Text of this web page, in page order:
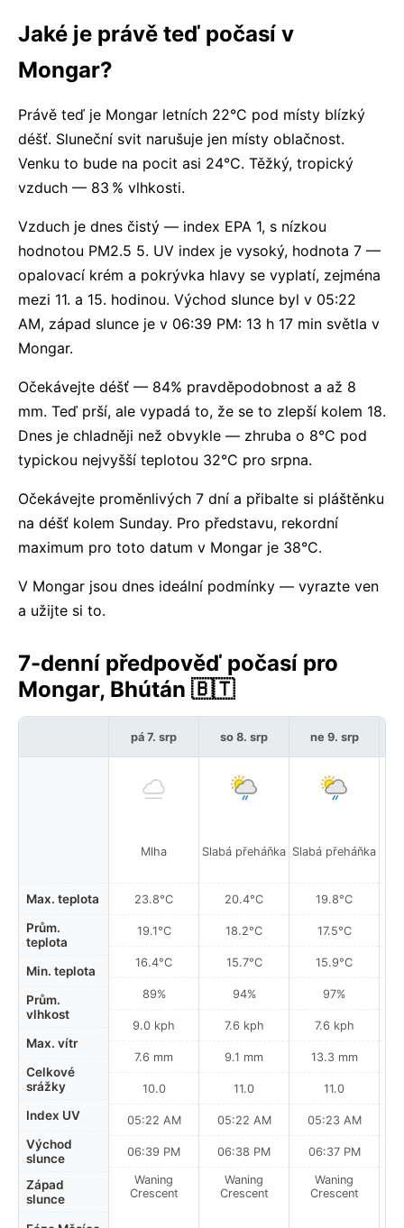
Jaké je právě teď počasí v
Mongar?
Právě teď je Mongar letních 22°C pod místy blízký
déšť. Sluneční svit narušuje jen místy oblačnost.
Venku to bude na pocit asi 24°C. Těžký, tropický
vzduch — 83 % vlhkosti.
Vzduch je dnes čistý — index EPA 1, s nízkou
hodnotou PM2.5 5. UV index je vysoký, hodnota 7 —
opalovací krém a pokrývka hlavy se vyplatí, zejména
mezi 11. a 15. hodinou. Východ slunce byl v 05:22
AM, západ slunce je v 06:39 PM: 13 h 17 min světla v
Mongar.
Očekávejte déšť — 84% pravděpodobnost a až 8
mm. Teď prší, ale vypadá to, že se to zlepší kolem 18.
Dnes je chladněji než obvykle — zhruba o 8°C pod
typickou nejvyšší teplotou 32°C pro srpna.
Očekávejte proměnlivých 7 dní a přibalte si pláštěnku
na déšť kolem Sunday. Pro představu, rekordní
maximum pro toto datum v Mongar je 38°C.
V Mongar jsou dnes ideální podmínky — vyrazte ven
a užijte si to.
7-denní předpověď počasí pro
Mongar, Bhútán 🇧🇹
Max. teplota
Prům.
teplota
Min. teplota
Prům.
vlhkost
Max. vítr
Celkové
srážky
Index UV
Východ
slunce
Západ
slunce
pá 7. srp
Mlha
23.8°C
19.1°C
16.4°C
89%
9.0 kph
7.6 mm
10.0
05:22 AM
06:39 PM
Waning
Crescent
so 8. srp
Slabá přeháňka
20.4°C
18.2°C
15.7°C
94%
7.6 kph
9.1 mm
11.0
05:22 AM
06:38 PM
Waning
Crescent
ne 9. srp
Slabá přeháňka
19.8°C
17.5°C
15.9°C
97%
7.6 kph
13.3 mm
11.0
05:23 AM
06:37 PM
Waning
Crescent